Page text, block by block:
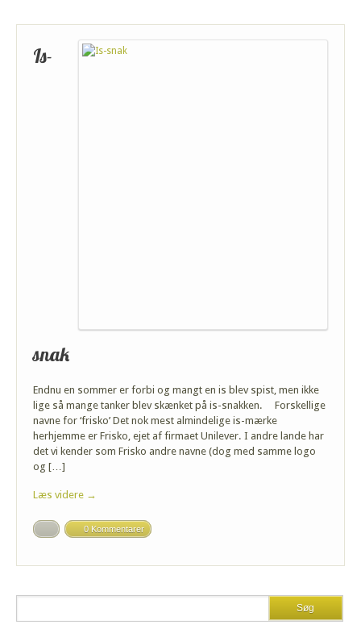
Is-
snak
Endnu en sommer er forbi og mangt en is blev spist, men ikke
lige så mange tanker blev skænket på is-snakken. Forskellige
navne for ‘frisko’ Det nok mest almindelige is-mærke
herhjemme er Frisko, ejet af firmaet Unilever. I andre lande har
det vi kender som Frisko andre navne (dog med samme logo
og […]
Læs videre →
0 Kommentarer